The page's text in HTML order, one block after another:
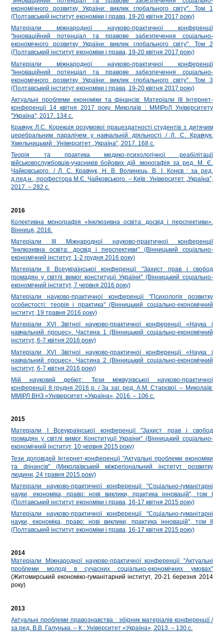
економічного розвитку України: виклик глобального світу". Том 1
(Полтавський інститут економіки і права, 19-20 квітня 2017 року)
Матеріали міжнародної науково-практичної конференції
"Інноваційний потенціал та правове забезпечення соціально-
економічного розвитку України: виклик глобального світу". Том 2
(Полтавський інститут економіки і права, 19-20 квітня 2017 року)
Матеріали міжнародної науково-практичної конференції
"Інноваційний потенціал та правове забезпечення соціально-
економічного розвитку України: виклик глобального світу". Том 3
(Полтавський інститут економіки і права, 19-20 квітня 2017 року)
Актуальні проблеми економіки та фінансів: Матеріали ІІІ Інтернет-
конференції 14 квітня 2017 року. Миколаїв : ММІРоЛ Університету
"Україна", 2017. 134 с.
Кравчук Л.С. Корекція розумової працездатності студентів з дитячим
церебральним паралічем у навчальній діяльності / Л. С. Кравчук.
Хмельницький : Університет „Україна”, 2017. 168 с.
Теорія та практика медико-психологічної реабілітації
військовослужбовців-учасників бойових дій :моногафія за ред. М. Є.
Чайковського. / Л. С. Кравчук, Н. В. Волинець, В. І. Конєв ; за ред.
д.пед.н., профестора М.Є. Чайковського. – Київ : Університет „Україна”,
2017. – 282 с.
2016
Колективна монографія «Інклюзивна освіта: досвід і перспективи».
Вінниця, 2016.
Матеріали ІІІ Міжнародної науково-практичної конференції
"Інклюзивна освіта: досвід і перспективи" (Вінницький соціально-
економічний інститут, 1-2 грудня 2016 року)
Матеріали ІІ Всеукраїнської конференції "Захист прав і свобод
громадян у світлі вимог конституції України" (Вінницький соціально-
економічний інститут, 7 червня 2016 року)
Матеріали науково-практичної конференції "Психологія розвитку
особистості: теорія і практика" (Вінницький соціально-економічний
інститут, 19 травня 2016 року)
Матеріали ХVI Звітної науково-практичної конференції «Наука і
навчальний процес». Частина 1 (Вінницький соціально-економічний
інститут, 6-7 квітня 2016 року)
Матеріали ХVI Звітної науково-практичної конференції «Наука і
навчальний процес». Частина 2 (Вінницький соціально-економічний
інститут, 6-7 квітня 2016 року)
Мій науковий дебют: Тези міжвузівської науково-практичної
конференції 8 грудня 2016 р. / За заг. ред. А.М. Старєвої. – Миколаїв:
ММIРЛ ВНЗ «Університет «Україна», 2016. – 106 с.
2015
Матеріали І Всеукраїнської конференції "Захист прав і свобод
громадян у світлі вимог Конституції України" (Вінницький соціально-
економічний інститут, 10 червня 2015 року)
Тези доповідей Інтернет-конференції "Актуальні проблеми економіки
та фінансів" (Миколаївський міжрегіональний інститут розвитку
людини, 24 травня 2015 року)
Матеріали науково-практичної конференції "Соціально-гуманітарні
науки, економіка, право: нові виклики, практика інновацій", том І
(Полтавський інститут економіки і права, 16-17 квітня 2015 року)
Матеріали науково-практичної конференції "Соціально-гуманітарні
науки, економіка, право: нові виклики, практика інновацій", том ІІ
(Полтавський інститут економіки і права, 16-17 квітня 2015 року)
2014
Матеріали Міжнародної науково-практичної конференції "Актуальні
проблеми молоді в сучасних соціально-економічних умовах"
(Житомирський економіко-гуманітарний інститут, 20-21 березня 2014
року)
2013
Актуальні проблеми правознавства : збірник матеріалів конференції /
за ред. В.В. Галунька. – К : Університет «Україна», 2013. – 130 с.